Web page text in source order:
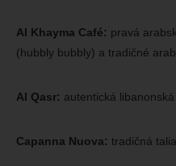
Al Khayma Café: pravá
(hubbly bubbly) a tradičné
Al Qasr: autentická
Capanna Nuova: tradičná